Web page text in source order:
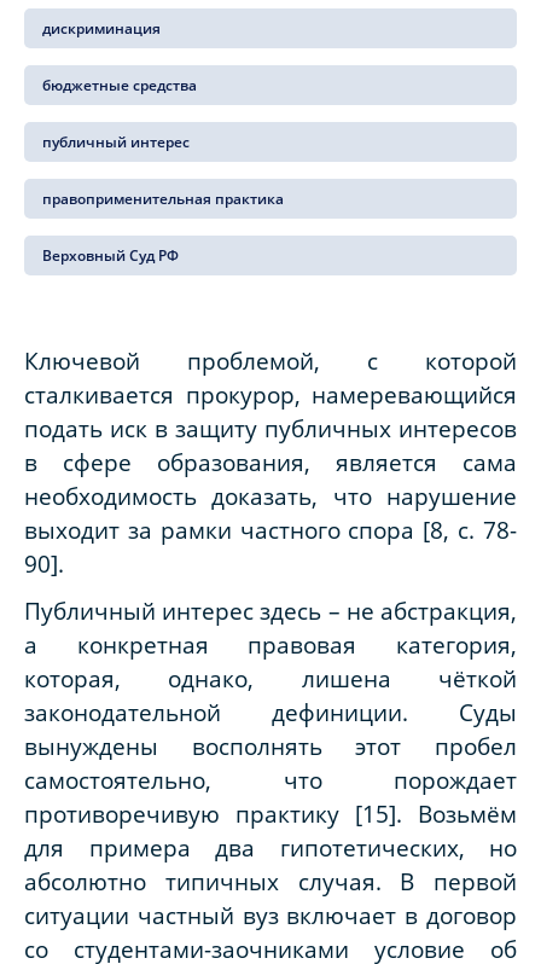
дискриминация
бюджетные средства
публичный интерес
правоприменительная практика
Верховный Суд РФ
Ключевой проблемой, с которой
сталкивается прокурор, намеревающийся
подать иск в защиту публичных интересов
в сфере образования, является сама
необходимость доказать, что нарушение
выходит за рамки частного спора [8, с. 78-
90].
Публичный интерес здесь – не абстракция,
а конкретная правовая категория,
которая, однако, лишена чёткой
законодательной дефиниции. Суды
вынуждены восполнять этот пробел
самостоятельно, что порождает
противоречивую практику [15]. Возьмём
для примера два гипотетических, но
абсолютно типичных случая. В первой
ситуации частный вуз включает в договор
со студентами-заочниками условие об